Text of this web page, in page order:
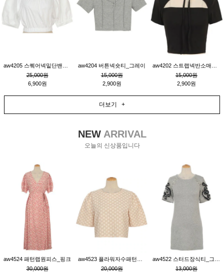
25,000원
6,900원
aw4204 버튼넥숏티_그레이
15,000원
2,900원
15,000원
2,900원
더보기 +
NEWARRIVAL
오늘의 신상품입니다
aw4524 패턴랩원피스_핑크
30,000원
20,000원
13,000원